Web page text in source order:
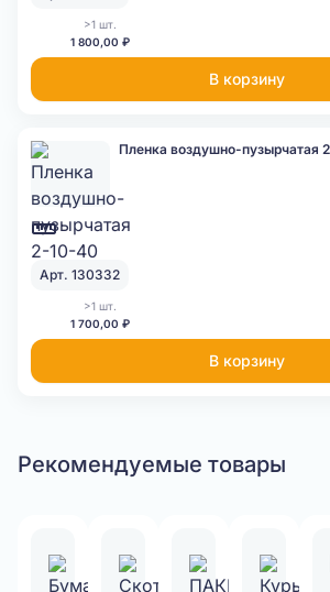
>1 шт.
1 800,00 ₽
В корзину
Пленка воздушно-пузырчатая
Арт. 130332
>1 шт.
1 700,00 ₽
В корзину
Рекомендуемые товары